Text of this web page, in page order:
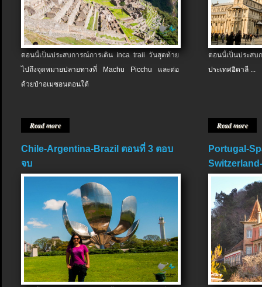
ตอนนี้เป็นประสบการณ์การเดิน Inca trail วันสุดท้าย
ไปถึงจุดหมายปลายทางที่ Machu Picchu และต่อ
ด้วยป่าอเมซอนตอนใต้
Read more
ตอนนี้เป็นประส
ประเทศอิตาลี ...
Read more
Chile-Argentina-Brazil ตอนที่ 3 ตอบ
จบ
Portugal-